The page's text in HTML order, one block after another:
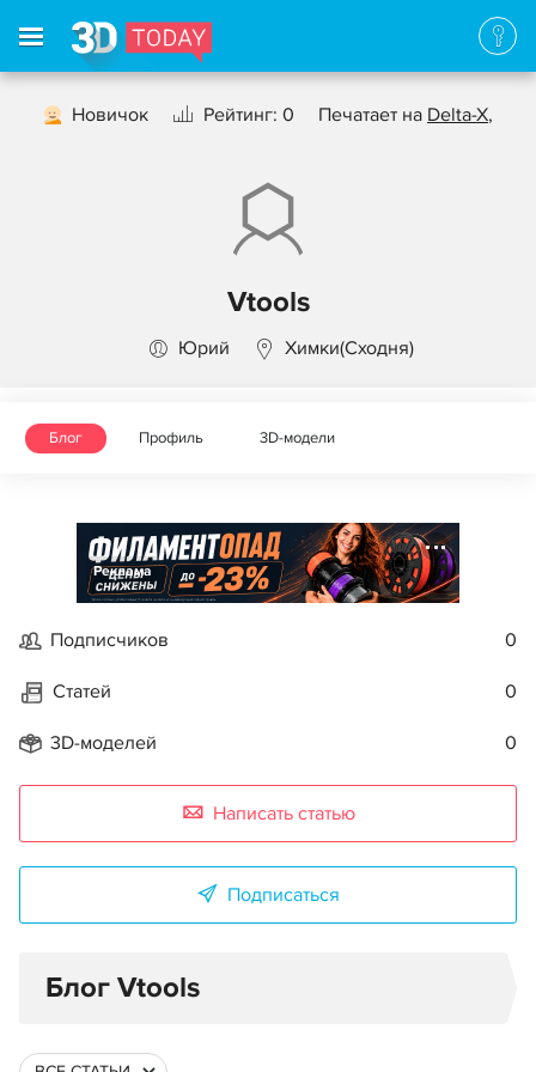
Новичок Рейтинг: 0 Печатает на Delta-X,
Vtools
Юрий Химки(Сходня)
Блог Профиль 3D-модели
Реклама
Подписчиков 0
Статей 0
3D-моделей 0
Написать статью
Подписаться
Блог Vtools